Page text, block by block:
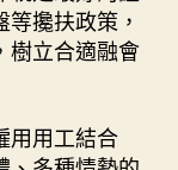
攙扶政策，
樹立合適融會
用用工結合